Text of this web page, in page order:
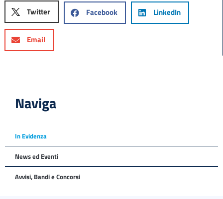
Twitter Facebook LinkedIn
Email
Naviga
In Evidenza
News ed Eventi
Avvisi, Bandi e Concorsi